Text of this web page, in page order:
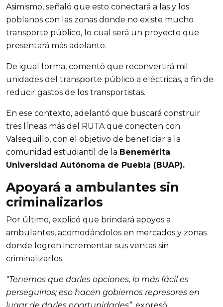
Asimismo, señaló que esto conectará a las y los
poblanos con las zonas donde no existe mucho
transporte público, lo cual será un proyecto que
presentará más adelante.
De igual forma, comentó que reconvertirá mil
unidades del transporte público a eléctricas, a fin de
reducir gastos de los transportistas.
En ese contexto, adelantó que buscará construir
tres líneas más del RUTA que conecten con
Valsequillo, con el objetivo de beneficiar a la
comunidad estudiantil de la Benemérita
Universidad Autónoma de Puebla (BUAP).
Apoyará a ambulantes sin
criminalizarlos
Por último, explicó que brindará apoyos a
ambulantes, acomodándolos en mercados y zonas
donde logren incrementar sus ventas sin
criminalizarlos.
“Tenemos que darles opciones, lo más fácil es
perseguirlos; eso hacen gobiernos represores en
lugar de darles oportunidades”, expresó.